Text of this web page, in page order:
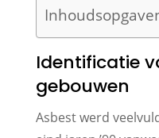
Identificatie
gebouwen
Asbest werd